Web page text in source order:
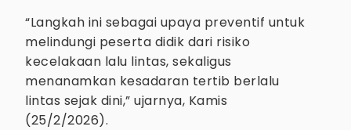
“Langkah ini sebagai upaya preventif untuk
melindungi peserta didik dari risiko
kecelakaan lalu lintas, sekaligus
menanamkan kesadaran tertib berlalu
lintas sejak dini,” ujarnya, Kamis
(25/2/2026).